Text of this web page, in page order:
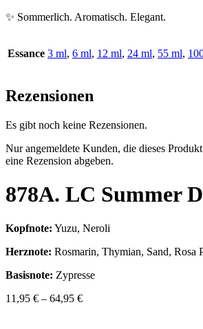
✨ Sommerlich. Aromatisch. Elegant.
Essance 3 ml, 6 ml, 12 ml, 24 ml, 55 ml,
Rezensionen
Es gibt noch keine Rezensionen.
Nur angemeldete Kunden, die dieses
eine Rezension abgeben.
878A. LC Summer
Kopfnote: Yuzu, Neroli
Herznote: Rosmarin, Thymian, Sand, Rosa
Basisnote: Zypresse
11,95 € – 64,95 €